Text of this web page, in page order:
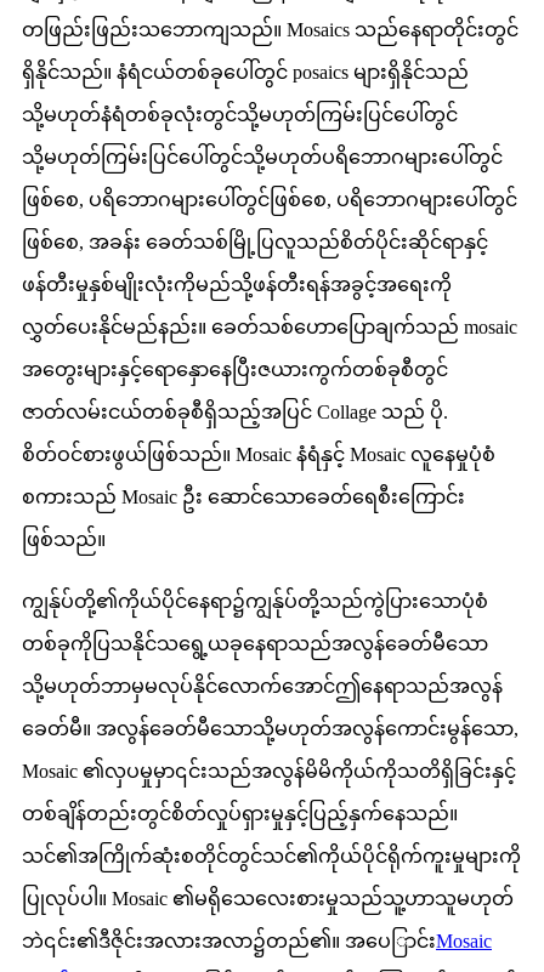
တဖြည်းဖြည်းသဘောကျသည်။ Mosaics သည်နေရာတိုင်းတွင်
ရှိနိုင်သည်။ နံရံငယ်တစ်ခုပေါ်တွင် posaics များရှိနိုင်သည်
သို့မဟုတ်နံရံတစ်ခုလုံးတွင်သို့မဟုတ်ကြမ်းပြင်ပေါ်တွင်
သို့မဟုတ်ကြမ်းပြင်ပေါ်တွင်သို့မဟုတ်ပရိဘောဂများပေါ်တွင်
ဖြစ်စေ, ပရိဘောဂများပေါ်တွင်ဖြစ်စေ, ပရိဘောဂများပေါ်တွင်
ဖြစ်စေ, အခန်း ခေတ်သစ်မြို့ပြလူသည်စိတ်ပိုင်းဆိုင်ရာနှင့်
ဖန်တီးမှုနှစ်မျိုးလုံးကိုမည်သို့ဖန်တီးရန်အခွင့်အရေးကို
လွှတ်ပေးနိုင်မည်နည်း။ ခေတ်သစ်ဟောပြောချက်သည် mosaic
အတွေးများနှင့်ရောနှောနေပြီးဇယားကွက်တစ်ခုစီတွင်
ဇာတ်လမ်းငယ်တစ်ခုစီရှိသည့်အပြင် Collage သည် ပို.
စိတ်ဝင်စားဖွယ်ဖြစ်သည်။ Mosaic နံရံနှင့် Mosaic လူနေမှုပုံစံ
စကားသည် Mosaic ဦး ဆောင်သောခေတ်ရေစီးကြောင်း
ဖြစ်သည်။
ကျွန်ုပ်တို့၏ကိုယ်ပိုင်နေရာ၌ကျွန်ုပ်တို့သည်ကွဲပြားသောပုံစံ
တစ်ခုကိုပြသနိုင်သရွေ့ယခုနေရာသည်အလွန်ခေတ်မီသော
သို့မဟုတ်ဘာမှမလုပ်နိုင်လောက်အောင်ဤနေရာသည်အလွန်
ခေတ်မီ။ အလွန်ခေတ်မီသောသို့မဟုတ်အလွန်ကောင်းမွန်သော,
Mosaic ၏လှပမှုမှာ၎င်းသည်အလွန်မိမိကိုယ်ကိုသတိရှိခြင်းနှင့်
တစ်ချိန်တည်းတွင်စိတ်လှုပ်ရှားမှုနှင့်ပြည့်နှက်နေသည်။
သင်၏အကြိုက်ဆုံးစတိုင်တွင်သင်၏ကိုယ်ပိုင်ရိုက်ကူးမှုများကို
ပြုလုပ်ပါ။ Mosaic ၏မရိုသေလေးစားမှုသည်သူ့ဟာသူမဟုတ်
ဘဲ၎င်း၏ဒီဇိုင်းအလားအလာ၌တည်၏။ အပေြာင်းMosaic